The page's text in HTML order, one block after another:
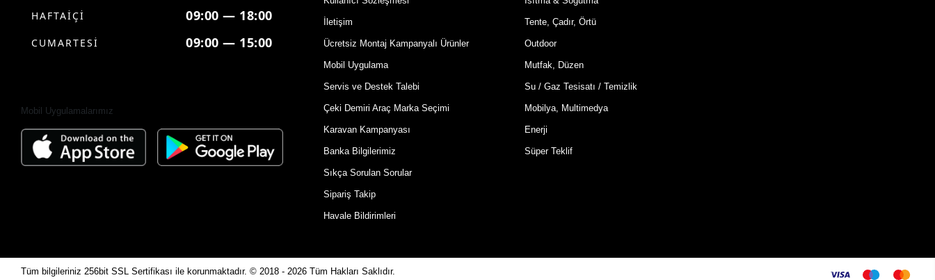
HAFTAİÇİ 09:00 — 18:00
CUMARTESİ 09:00 — 15:00
Mobil Uygulamalarımız
İletişim
Ücretsiz Montaj Kampanyalı Ürünler
Mobil Uygulama
Servis ve Destek Talebi
Çeki Demiri Araç Marka Seçimi
Karavan Kampanyası
Banka Bilgilerimiz
Sıkça Sorulan Sorular
Sipariş Takip
Havale Bildirimleri
Tente, Çadır, Örtü
Outdoor
Mutfak, Düzen
Su / Gaz Tesisatı / Temizlik
Mobilya, Multimedya
Enerji
Süper Teklif
Tüm bilgileriniz 256bit SSL Sertifikası ile korunmaktadır.© 2018 - 2026Tüm Hakları Saklıdır.